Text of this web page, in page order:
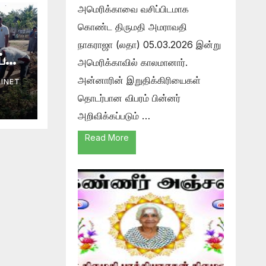
அமெரிக்காவை வசிப்பிடமாக
கொண்ட திருமதி அமராவதி
நாகராஜா (லதா) 05.03.2026 இன்று
அமெரிக்காவில் காலமானார்.
அன்னாரின் இறுதிக்கிரியைகள்
தொடர்பான விபரம் பின்னர்
அறிவிக்கப்படும் …
Read More